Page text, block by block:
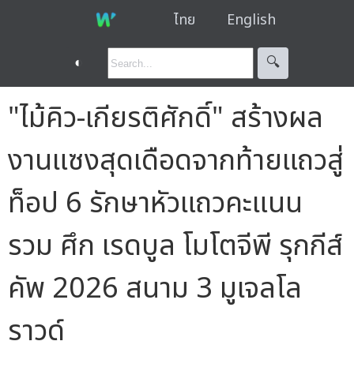
ไทย English
◐ 🔍︎
"ไม้คิว-เกียรติศักดิ์" สร้างผล
งานแซงสุดเดือดจากท้ายแถวสู่
ท็อป 6 รักษาหัวแถวคะแนน
รวม ศึก เรดบูล โมโตจีพี รุกกีส์
คัพ 2026 สนาม 3 มูเจลโล
ราวด์